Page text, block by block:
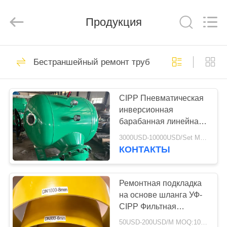
ДОМ
ПРОДУКТЫ
НАС
ПУТЕШЕСТВИЕ
ФАБРИКИ
ПРОВЕРКА
не сплетенный
материал
Промышленный
ролик
369
Продукция
Бестраншейный ремонт труб CIPP
CIPP Пневматическая
инверсионная
барабанная линейная
инверсионная машина
для процесса CIPP
3000USD-10000USD/Set MOQ:1 комплект
КОНТАКТЫ
Ремонтная подкладка
на основе шланга УФ-
CIPP Фильтная
подкладка для
50USD-200USD/M MOQ:100 м